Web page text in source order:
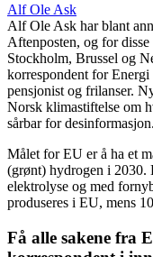
Alf Ole Ask
Alf Ole Ask har blant
Aftenposten, og for
Stockholm, Brussel og
korrespondent for
pensjonist og frilanser.
Norsk klimastiftelse om
sårbar for desinformasjon.
Målet for EU er å ha et
(grønt) hydrogen i 2030.
elektrolyse og med
produseres i EU, mens
Få alle sakene fra